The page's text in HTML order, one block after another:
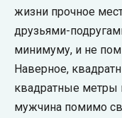
жизни прочное
друзьями-
минимуму, и не
Наверное,
квадратные метры
мужчина помимо